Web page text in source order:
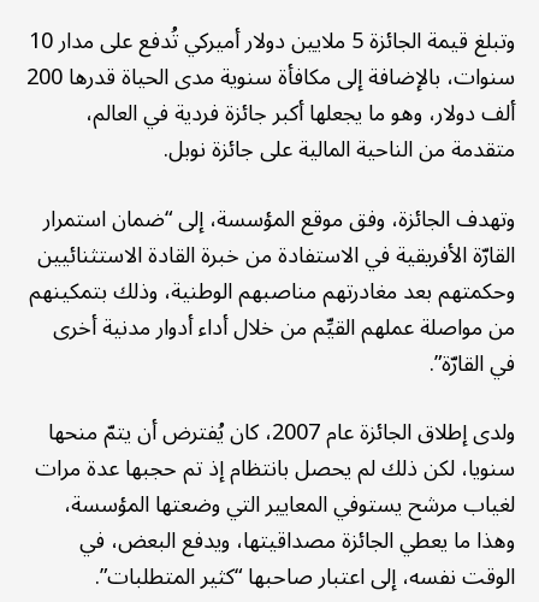
وتبلغ قيمة الجائزة 5 ملايين دولار أميركي تُدفع على مدار 10
سنوات، بالإضافة إلى مكافأة سنوية مدى الحياة قدرها 200
ألف دولار، وهو ما يجعلها أكبر جائزة فردية في العالم،
متقدمة من الناحية المالية على جائزة نوبل.
وتهدف الجائزة، وفق موقع المؤسسة، إلى “ضمان استمرار
القارّة الأفريقية في الاستفادة من خبرة القادة الاستثنائيين
وحكمتهم بعد مغادرتهم مناصبهم الوطنية، وذلك بتمكينهم
من مواصلة عملهم القيِّم من خلال أداء أدوار مدنية أخرى
في القارّة”.
ولدى إطلاق الجائزة عام 2007، كان يُفترض أن يتمّ منحها
سنويا، لكن ذلك لم يحصل بانتظام إذ تم حجبها عدة مرات
لغياب مرشح يستوفي المعايير التي وضعتها المؤسسة،
وهذا ما يعطي الجائزة مصداقيتها، ويدفع البعض، في
الوقت نفسه، إلى اعتبار صاحبها “كثير المتطلبات”.